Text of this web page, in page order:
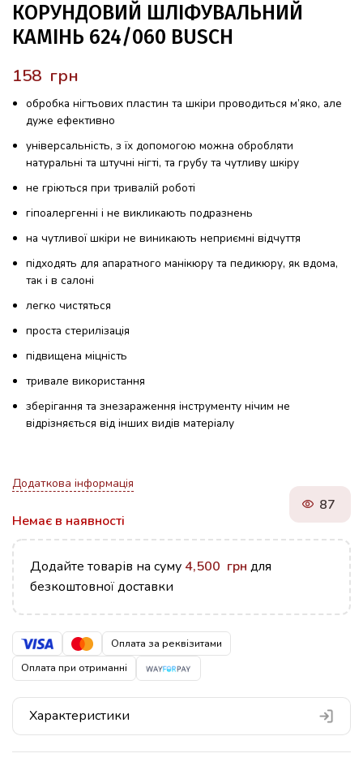
КОРУНДОВИЙ ШЛІФУВАЛЬНИЙ
КАМІНЬ 624/060 BUSCH
грн
обробка нігтьових пластин та шкіри проводиться м’яко, але
дуже ефективно
універсальність, з їх допомогою можна обробляти
натуральні та штучні нігті, та грубу та чутливу шкіру
не гріються при тривалій роботі
гіпоалергенні і не викликають подразнень
на чутливої ​​шкіри не виникають неприємні відчуття
підходять для апаратного манікюру та педикюру, як вдома,
так і в салоні
легко чистяться
проста стерилізація
підвищена міцність
тривале використання
зберігання та знезараження інструменту нічим не
відрізняється від інших видів матеріалу
Додаткова інформація
Немає в наявності
87
Додайте товарів на суму 4,500 грн для
безкоштовної доставки
Оплата за реквізитами
Оплата при отриманні
Характеристики